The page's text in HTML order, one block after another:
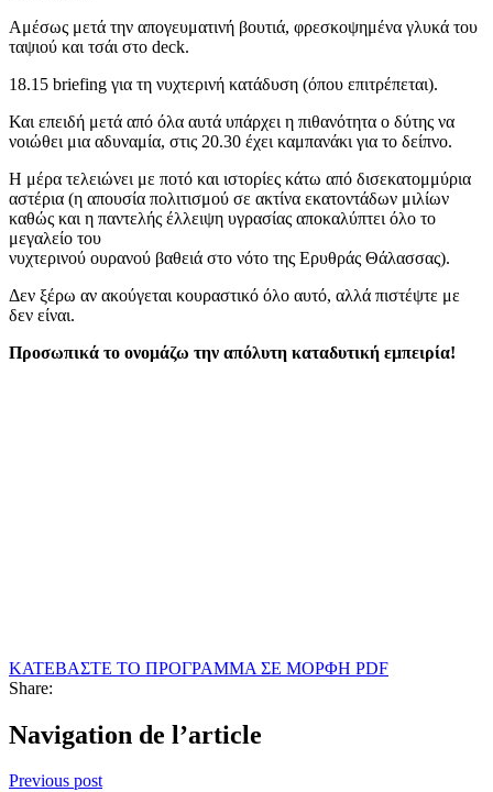
Αμέσως μετά την απογευματινή βουτιά, φρεσκοψημένα γλυκά του
ταψιού και τσάι στο deck.
18.15 briefing για τη νυχτερινή κατάδυση (όπου επιτρέπεται).
Και επειδή μετά από όλα αυτά υπάρχει η πιθανότητα ο δύτης να
νοιώθει μια αδυναμία, στις 20.30 έχει καμπανάκι για το δείπνο.
Η μέρα τελειώνει με ποτό και ιστορίες κάτω από δισεκατομμύρια
αστέρια (η απουσία πολιτισμού σε ακτίνα εκατοντάδων μιλίων
καθώς και η παντελής έλλειψη υγρασίας αποκαλύπτει όλο το
μεγαλείο του
νυχτερινού ουρανού βαθειά στο νότο της Ερυθράς Θάλασσας).
Δεν ξέρω αν ακούγεται κουραστικό όλο αυτό, αλλά πιστέψτε με
δεν είναι.
Προσωπικά το ονομάζω την απόλυτη καταδυτική εμπειρία!
ΚΑΤΕΒΑΣΤΕ ΤΟ ΠΡΟΓΡΑΜΜΑ ΣΕ ΜΟΡΦΗ PDF
Share:
Navigation de l’article
Previous post